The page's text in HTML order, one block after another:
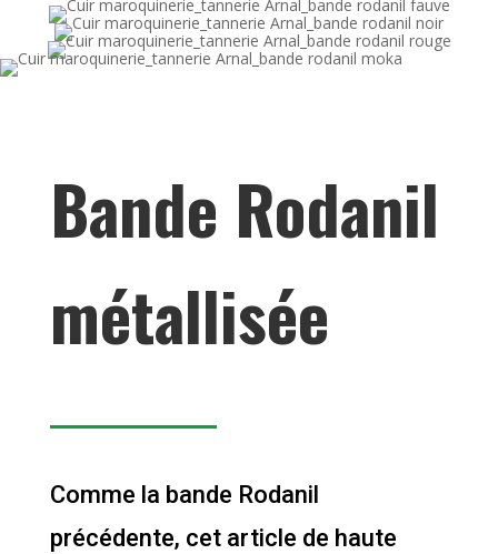
Bande Rodanil
métallisée
Comme la bande Rodanil
précédente, cet article de haute